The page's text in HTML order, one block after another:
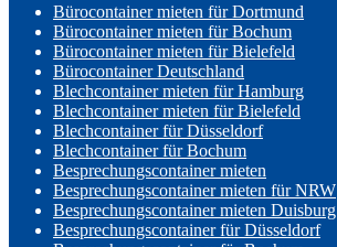
Bürocontainer mieten für Dortmund
Bürocontainer mieten für Bochum
Bürocontainer mieten für Bielefeld
Bürocontainer Deutschland
Blechcontainer mieten für Hamburg
Blechcontainer mieten für Bielefeld
Blechcontainer für Düsseldorf
Blechcontainer für Bochum
Besprechungscontainer mieten
Besprechungscontainer mieten für NRW
Besprechungscontainer mieten Duisburg
Besprechungscontainer für Düsseldorf